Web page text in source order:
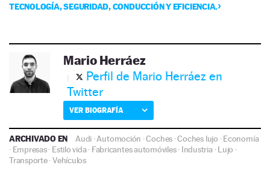
TECNOLOGÍA, SEGURIDAD, CONDUCCIÓN Y EFICIENCIA.
Mario Herráez
Perfil de Mario Herráez en
Twitter
VER BIOGRAFÍA
ARCHIVADO EN Audi ·Automoción ·Coches ·Coches lujo ·Economía
· Empresas· Estilo vida· Fabricantes automóviles· Industria·Lujo ·
Transporte·Vehículos